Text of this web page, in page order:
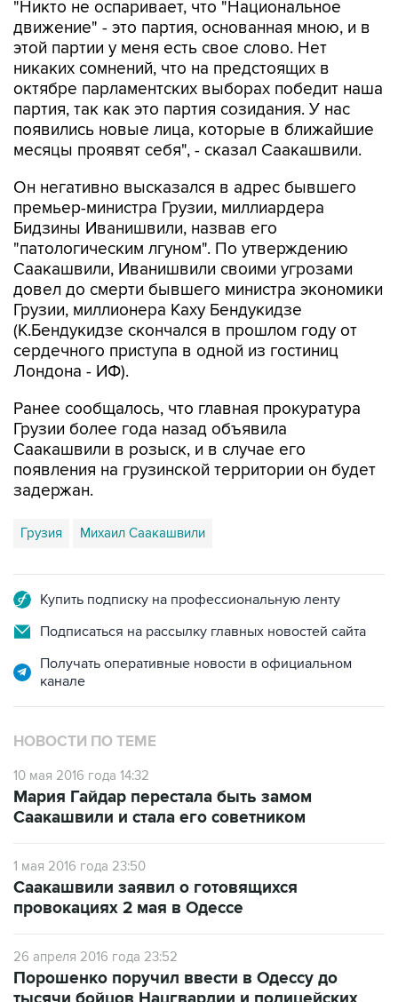
этой партии у меня есть свое слово. Нет
никаких сомнений, что на предстоящих в
октябре парламентских выборах победит наша
партия, так как это партия созидания. У нас
появились новые лица, которые в ближайшие
месяцы проявят себя", - сказал Саакашвили.
Он негативно высказался в адрес бывшего
Бидзины Иванишвили, назвав его
"патологическим лгуном". По утверждению
Саакашвили, Иванишвили своими угрозами
довел до смерти бывшего министра экономики
Грузии, миллионера Каху Бендукидзе
(К.Бендукидзе скончался в прошлом году от
сердечного приступа в одной из гостиниц
Лондона - ИФ).
Ранее сообщалось, что главная прокуратура
Саакашвили в розыск, и в случае его
появления на грузинской территории он будет
задержан.
Грузия Михаил Саакашвили
Подписаться на рассылку главных новостей сайта
Получать оперативные новости в официальном
НОВОСТИ ПО ТЕМЕ
10 мая 2016 года 14:32
Саакашвили и стала его советником
провокациях 2 мая в Одессе
26 апреля 2016 года 23:52
тысячи бойцов Нацгвардии и полицейских